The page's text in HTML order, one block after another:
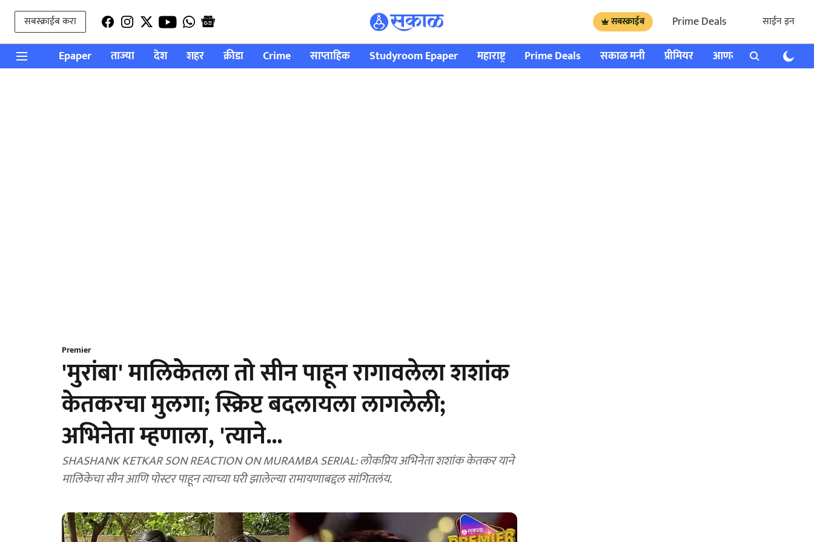
सबस्क्राईब करा सबस्क्राईब Prime Deals साईन इन
Epaper ताज्या देश शहर क्रीडा Crime साप्ताहिक Studyroom Epaper महाराष्ट्र Prime Deals सकाळ मनी प्रीमियर आणखी राशी भविष्य
Premier
'मुरांबा' मालिकेतला तो सीन पाहून रागावलेला शशांक
केतकरचा मुलगा; स्क्रिप्ट बदलायला लागलेली;
अभिनेता म्हणाला, 'त्याने...
SHASHANK KETKAR SON REACTION ON MURAMBA SERIAL: लोकप्रिय अभिनेता शशांक केतकर याने
मालिकेचा सीन आणि पोस्टर पाहून त्याच्या घरी झालेल्या रामायणाबद्दल सांगितलंय.